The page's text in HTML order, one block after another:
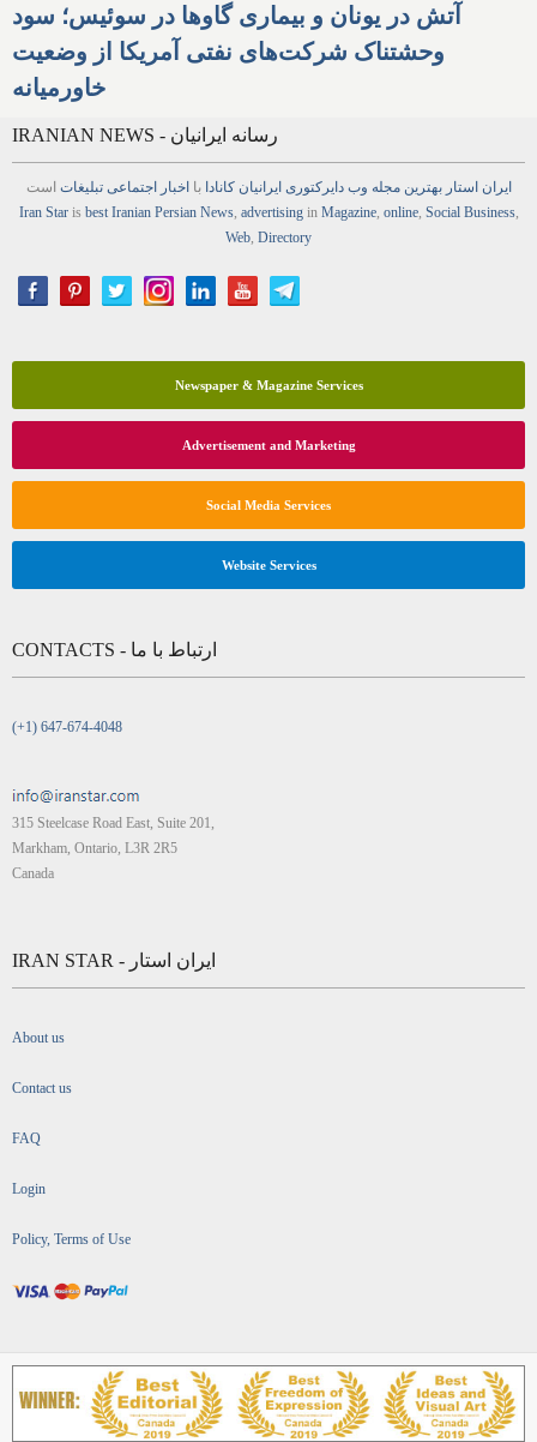
آتش در یونان و بیماری گاوها در سوئیس؛ سود
وحشتناک شرکت‌های نفتی آمریکا از وضعیت
خاورمیانه
IRANIAN NEWS - رسانه ایرانیان
ایران استار بهترین مجله وب دایرکتوری ایرانیان کانادا با اخبار اجتماعی تبلیغات است
Iran Staris best Iranian Persian News, advertisingin Magazine, online, Social Business,
Web, Directory
Newspaper & Magazine Services
Advertisement and Marketing
Social Media Services
Website Services
CONTACTS - ارتباط با ما
(+1) 647-674-4048
315 Steelcase Road East, Suite 201,
Markham, Ontario, L3R 2R5
Canada
IRAN STAR - ایران استار
About us
Contact us
FAQ
Login
Policy, Terms of Use